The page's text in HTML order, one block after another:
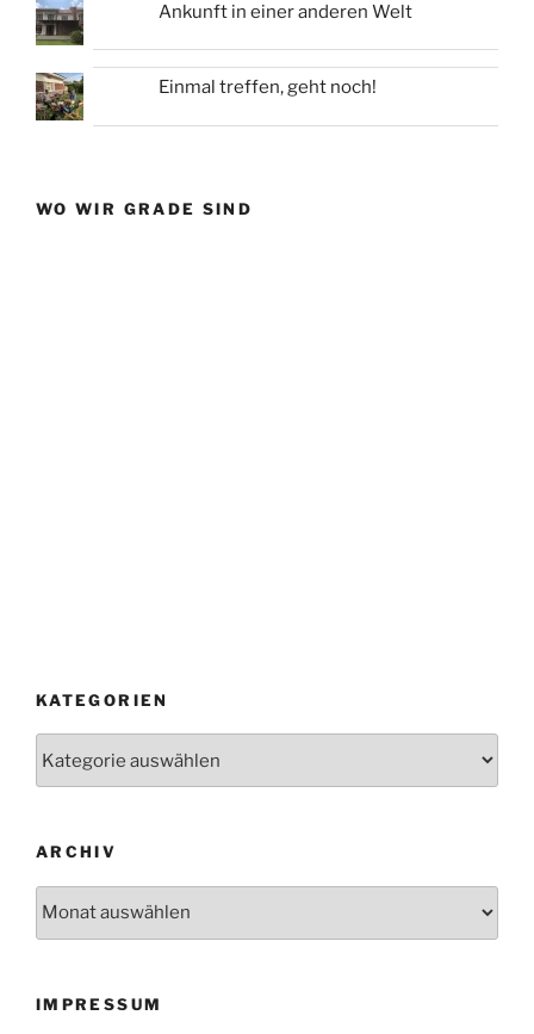
Ankunft in einer anderen Welt
Einmal treffen, geht noch!
WO WIR GRADE SIND
KATEGORIEN
ARCHIV
IMPRESSUM